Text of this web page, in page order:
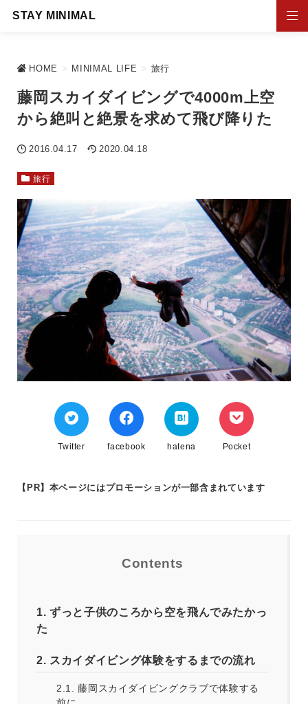
STAY MINIMAL
HOME > MINIMAL LIFE > 旅行
藤岡スカイダイビングで4000m上空
から絶叫と絶景を求めて飛び降りた
2016.04.17 2020.04.18
旅行
Twitter facebook hatena Pocket
【PR】本ページにはプロモーションが一部含まれています
Contents
1. ずっと子供のころから空を飛んでみたかっ
た
2. スカイダイビング体験をするまでの流れ
2.1.
藤岡スカイダイビングクラブで体験する